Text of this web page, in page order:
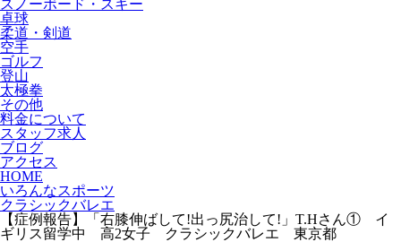
スノーボード・スキー
卓球
柔道・剣道
空手
ゴルフ
登山
太極拳
その他
料金について
スタッフ求人
ブログ
アクセス
HOME
いろんなスポーツ
クラシックバレエ
【症例報告】「右膝伸ばして!出っ尻治して!」T.Hさん① イ
ギリス留学中 高2女子 クラシックバレエ 東京都